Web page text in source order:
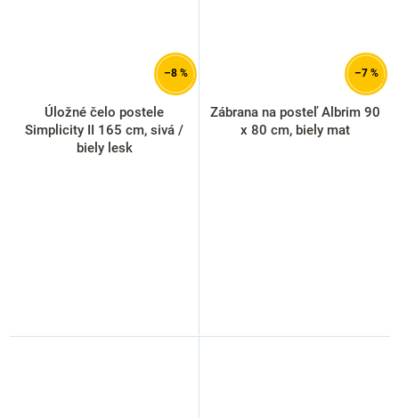
–8 %
Úložné čelo postele
Simplicity II 165 cm, sivá /
biely lesk
–7 %
Zábrana na posteľ Albrim 90
x 80 cm, biely mat